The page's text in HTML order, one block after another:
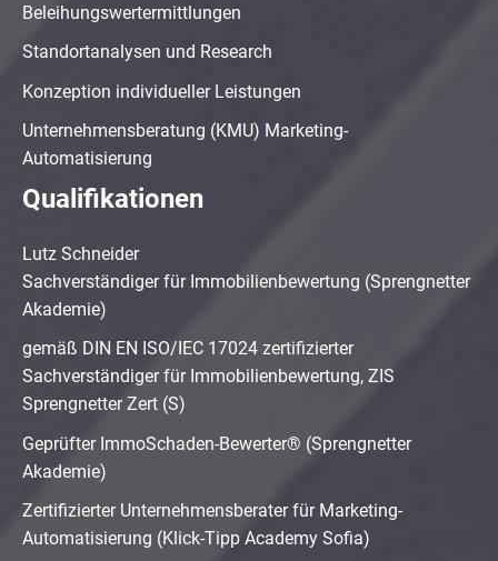
Beleihungswertermittlungen
Standortanalysen und Research
Konzeption individueller Leistungen
Unternehmensberatung (KMU) Marketing-
Automatisierung
Qualifikationen
Lutz Schneider
Sachverständiger für Immobilienbewertung (Sprengnetter
Akademie)
gemäß DIN EN ISO/IEC 17024 zertifizierter
Sachverständiger für Immobilienbewertung, ZIS
Sprengnetter Zert (S)
Geprüfter ImmoSchaden-Bewerter® (Sprengnetter
Akademie)
Zertifizierter Unternehmensberater für Marketing-
Automatisierung (Klick-Tipp Academy Sofia)